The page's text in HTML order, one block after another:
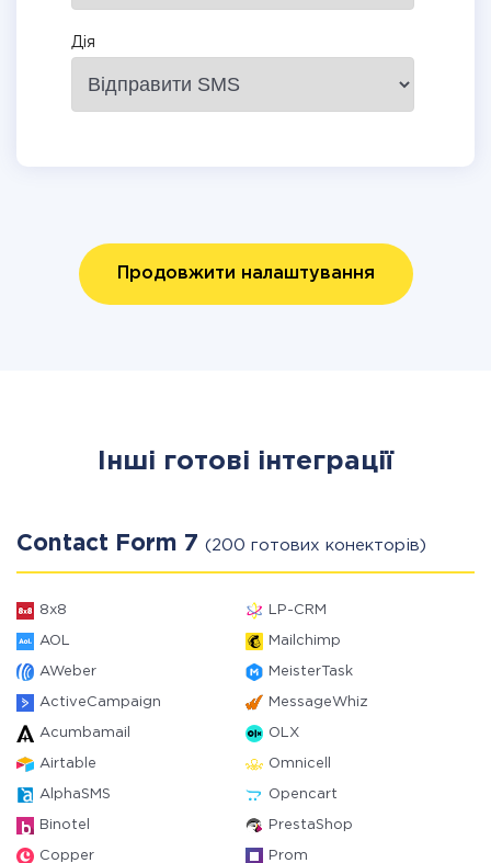
Дія
Продовжити налаштування
Інші готові інтеграції
Contact Form 7 (200 готових конекторів)
8x8 LP-CRM
AOL Mailchimp
AWeber MeisterTask
ActiveCampaign MessageWhiz
Acumbamail OLX
Airtable Omnicell
AlphaSMS Opencart
Binotel PrestaShop
Copper Prom